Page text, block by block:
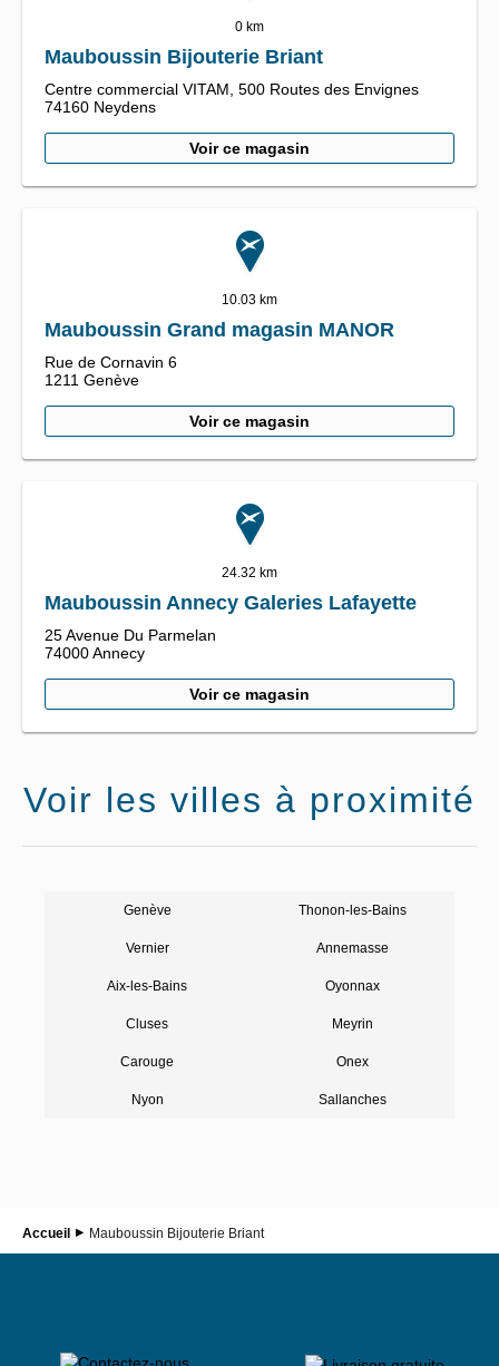
0 km
Mauboussin Bijouterie Briant
Centre commercial VITAM, 500 Routes des Envignes
74160 Neydens
Voir ce magasin
10.03 km
Mauboussin Grand magasin MANOR
Rue de Cornavin 6
1211 Genève
Voir ce magasin
24.32 km
Mauboussin Annecy Galeries Lafayette
25 Avenue Du Parmelan
74000Annecy
Voir ce magasin
Voir les villes à proximité
Genève Thonon-les-Bains
Vernier Annemasse
Aix-les-Bains Oyonnax
Cluses Meyrin
Carouge Onex
Nyon Sallanches
Accueil Mauboussin Bijouterie Briant